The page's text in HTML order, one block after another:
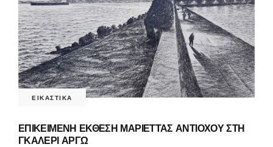
ΕΙΚΑΣΤΙΚΑ
ΕΠΙΚΕΙΜΕΝΗ ΕΚΘΕΣΗ ΜΑΡΙΕΤΤΑΣ ΑΝΤΙΟΧΟΥ ΣΤΗ
ΓΚΑΛΕΡΙ ΑΡΓΩ